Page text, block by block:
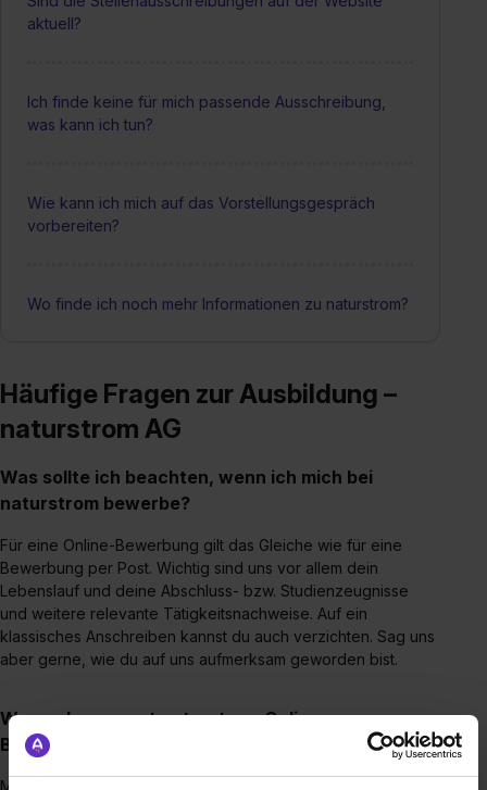
aktuell?
Ich finde keine für mich passende Ausschreibung,
was kann ich tun?
Wie kann ich mich auf das Vorstellungsgespräch
vorbereiten?
Wo finde ich noch mehr Informationen zu naturstrom?
Häufige Fragen zur Ausbildung –
naturstrom AG
Was sollte ich beachten, wenn ich mich bei
naturstrom bewerbe?
Für eine Online-Bewerbung gilt das Gleiche wie für eine
Bewerbung per Post. Wichtig sind uns vor allem dein
Lebenslauf und deine Abschluss- bzw. Studienzeugnisse
und weitere relevante Tätigkeitsnachweise. Auf ein
klassisches Anschreiben kannst du auch verzichten. Sag uns
aber gerne, wie du auf uns aufmerksam geworden bist.
Warum bevorzugt naturstrom Online-
Bewerbungen?
Mit einer Online-Bewerbung sparst du Geld und Ressourcen.